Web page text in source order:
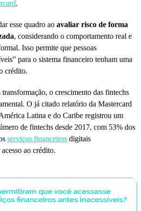
.
esse quadro ao avaliar risco de forma
, considerando o comportamento real e
Isso permite que pessoas
para o sistema financeiro tenham uma
crédito.
transformação, o crescimento das fintechs
O já citado relatório da Mastercard
Latina e do Caribe registrou um
de fintechs desde 2017, com 53% dos
serviços financeiros digitais
ao crédito.